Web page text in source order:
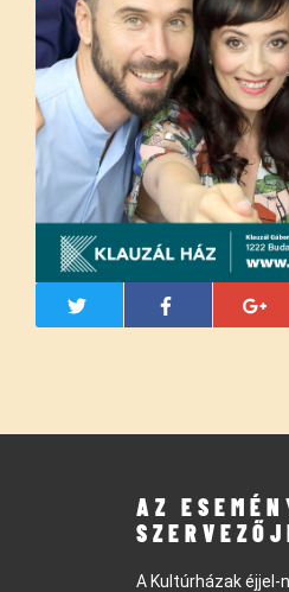
AZ
A Kultúrházak éjjel-